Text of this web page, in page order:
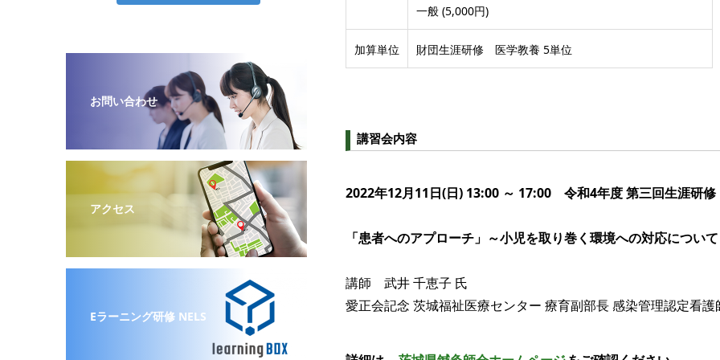
一般 (5,000円)
加算単位 財団生涯研修 医学教養 5単位
講習会内容
2022年12月11日(日) 13:00 ～ 17:00 令和4年度 第三回生涯研修
「患者へのアプローチ」～小児を取り巻く環境への対応につい
講師 武井 千恵子 氏
愛正会記念 茨城福祉医療センター 療育副部長 感染管理認定看護
お問い合わせ
アクセス
Eラーニング研修 NELS